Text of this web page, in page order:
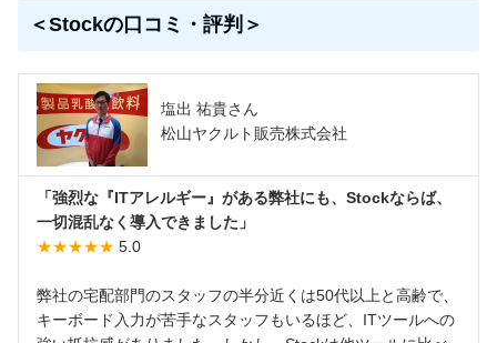
＜Stockの口コミ・評判＞
塩出 祐貴さん
松山ヤクルト販売株式会社
「強烈な『ITアレルギー』がある弊社にも、Stockならば、
一切混乱なく導入できました」
★★★★★ 5.0
弊社の宅配部門のスタッフの半分近くは50代以上と高齢で、
キーボード入力が苦手なスタッフもいるほど、ITツールへの